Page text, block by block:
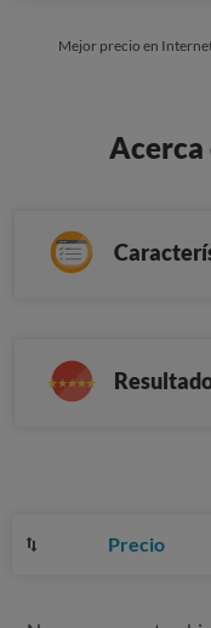
Mejor precio en
Acerca
Precio